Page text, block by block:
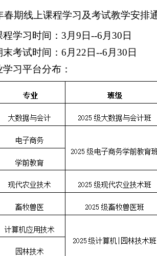
春期线上课程学习及考试教学安排
学习时间： 3 月 9 日--6 月 30 日
考试时间： 6 月 22 日--6 月 30 日
习平台分布：